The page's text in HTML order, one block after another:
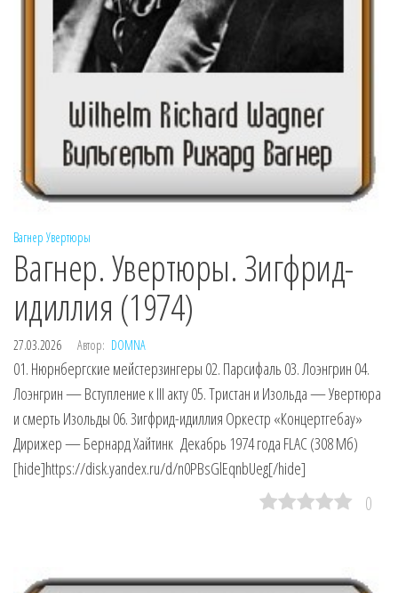
Вагнер Увертюры
Вагнер. Увертюры. Зигфрид-
идиллия (1974)
27.03.2026 Автор: DOMNA
01. Нюрнбергские мейстерзингеры 02. Парсифаль 03. Лоэнгрин 04.
Лоэнгрин — Вступление к III акту 05. Тристан и Изольда — Увертюра
и смерть Изольды 06. Зигфрид-идиллия Оркестр «Концертгебау»
Дирижер — Бернард Хайтинк Декабрь 1974 года FLAC (308 Мб)
[hide]https://disk.yandex.ru/d/n0PBsGlEqnbUeg[/hide]
0